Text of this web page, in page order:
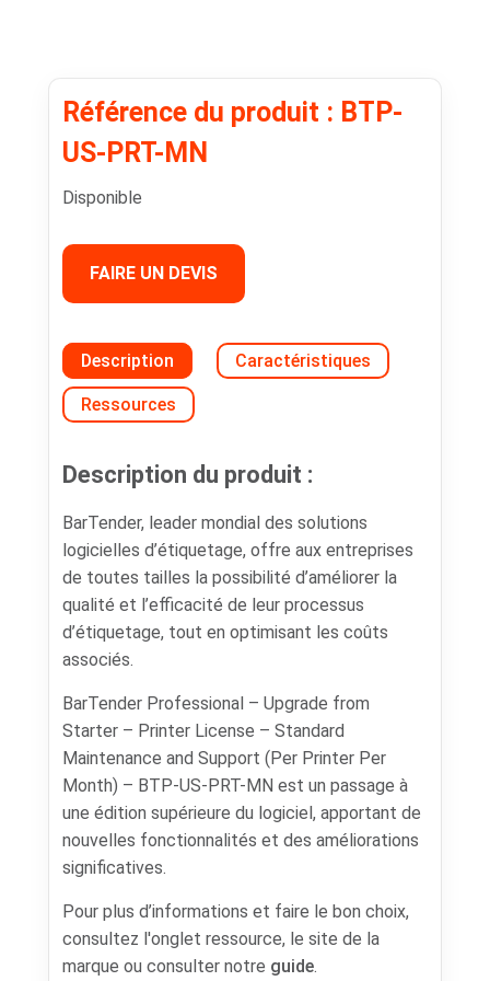
Référence du produit : BTP-
US-PRT-MN
Disponible
FAIRE UN DEVIS
Description Caractéristiques
Ressources
Description du produit :
BarTender, leader mondial des solutions
logicielles d’étiquetage, offre aux entreprises
de toutes tailles la possibilité d’améliorer la
qualité et l’efficacité de leur processus
d’étiquetage, tout en optimisant les coûts
associés.
BarTender Professional – Upgrade from
Starter – Printer License – Standard
Maintenance and Support (Per Printer Per
Month) – BTP-US-PRT-MN est un passage à
une édition supérieure du logiciel, apportant de
nouvelles fonctionnalités et des améliorations
significatives.
Pour plus d’informations et faire le bon choix,
consultez l'onglet ressource, le site de la
marque ou consulter notre guide.